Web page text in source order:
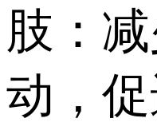
肢：
动，